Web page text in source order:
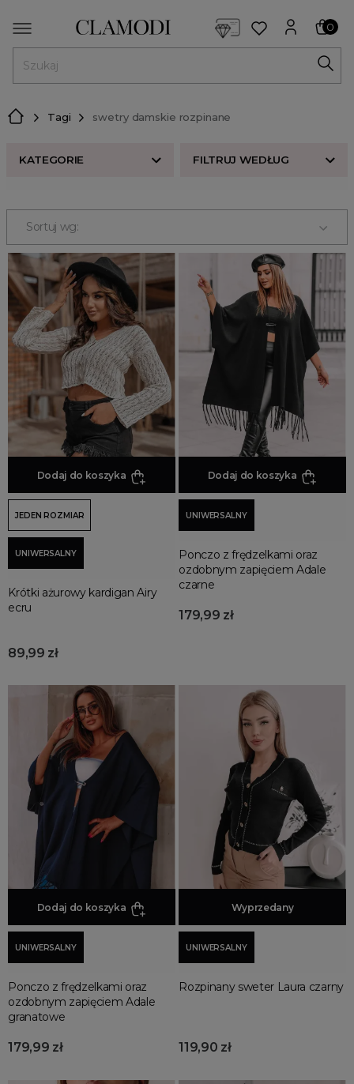
0
Tagi swetry damskie rozpinane
KATEGORIE FILTRUJ WEDŁUG
Bestsellery
Odzież damska
Buty damskie
Akcesoria
Premium
Strefa beauty
Promocja
Wyprzedaż
Summer sale
Bon podarunkowy
BACK TO SCHOOL
PREZENTY
ŚWIĘTA
PARTY
Najnowsze produkty
Polecane produkty
Spring sale
Złote produkty
Wiosenne Uroczystości
Letnie Uroczystości
Jesienne Uroczystości
Zimowe Uroczystości
HOT SALE
Produkty Tygodnia
Różowy Październik
Black Friday
Cyber Monday
Black Week
Wyprzedaż noworoczna
Sortuj wg:
Dodaj do koszyka
JEDEN ROZMIAR
UNIWERSALNY
Krótki ażurowy kardigan Airy
ecru
89,99 zł
Dodaj do koszyka
UNIWERSALNY
Ponczo z frędzelkami oraz
ozdobnym zapięciem Adale
czarne
179,99 zł
Dodaj do koszyka
UNIWERSALNY
Ponczo z frędzelkami oraz
ozdobnym zapięciem Adale
granatowe
179,99 zł
Dodaj do koszyka
Wyprzedany
UNIWERSALNY
Rozpinany sweter Laura czarny
119,90 zł